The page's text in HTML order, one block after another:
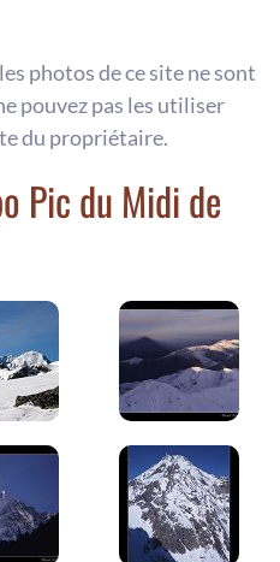
photos de ce site ne sont
pouvez pas les utiliser
du propriétaire.
Pic du Midi de